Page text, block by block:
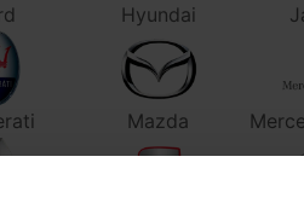
Hyundai
Mazda